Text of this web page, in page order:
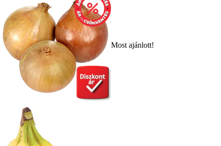
Most ajánlott!